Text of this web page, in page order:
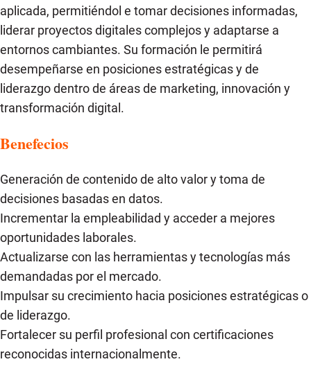
aplicada, permitiéndol e tomar decisiones informadas,
liderar proyectos digitales complejos y adaptarse a
entornos cambiantes. Su formación le permitirá
desempeñarse en posiciones estratégicas y de
liderazgo dentro de áreas de marketing, innovación y
transformación digital.
Benefecios
Generación de contenido de alto valor y toma de
decisiones basadas en datos.
Incrementar la empleabilidad y acceder a mejores
oportunidades laborales.
Actualizarse con las herramientas y tecnologías más
demandadas por el mercado.
Impulsar su crecimiento hacia posiciones estratégicas o
de liderazgo.
Fortalecer su perfil profesional con certificaciones
reconocidas internacionalmente.